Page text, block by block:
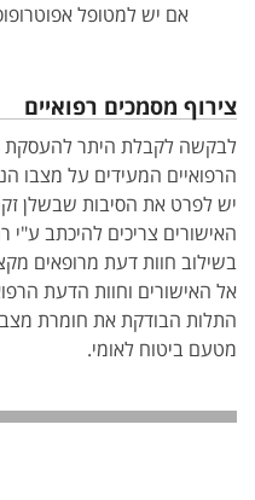
אם יש למטופל
צירוף מסמכים רפואיים
לבקשה לקבלת היתר להעסקת
הרפואיים המעידים על מצבו
יש לפרט את הסיבות שבשלן
האישורים צריכים להיכתב
בשילוב חוות דעת מרופאים
אל האישורים וחוות הדעת
התלות הבודקת את חומרת
מטעם ביטוח לאומי.